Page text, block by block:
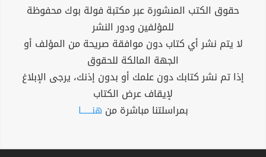
حقوق الكتب المنشورة عبر مكتبة فولة بوك محفوظة
للمؤلفين ودور النشر
لا يتم نشر أي كتاب دون موافقة صريحة من المؤلف أو
الجهة المالكة للحقوق
إذا تم نشر كتابك دون علمك أو بدون إذنك، يرجى الإبلاغ
لإيقاف عرض الكتاب
بمراسلتنا مباشرة من هنــــــا